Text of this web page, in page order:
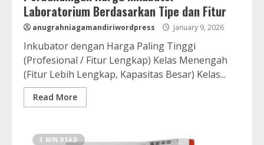
Laboratorium Berdasarkan Tipe dan Fitur
anugrahniagamandiriwordpress January 9, 2026
Inkubator dengan Harga Paling Tinggi
(Profesional / Fitur Lengkap) Kelas Menengah
(Fitur Lebih Lengkap, Kapasitas Besar) Kelas...
Read More
3 MIN READ